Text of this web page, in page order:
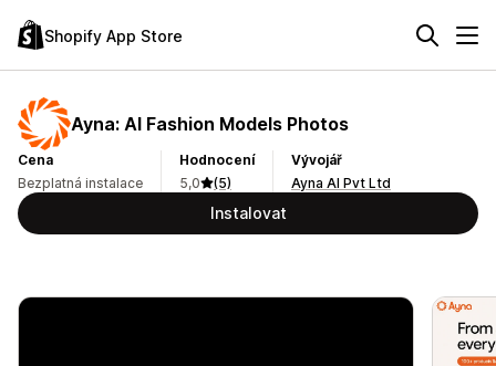
Shopify App Store
Ayna: AI Fashion Models Photos
Cena
Bezplatná instalace
Hodnocení
5,0
(5)
Vývojář
Ayna AI Pvt Ltd
Instalovat